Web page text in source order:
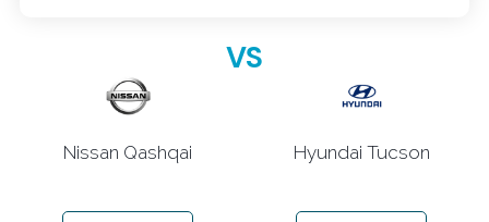
VS
Nissan Qashqai Hyundai Tucson